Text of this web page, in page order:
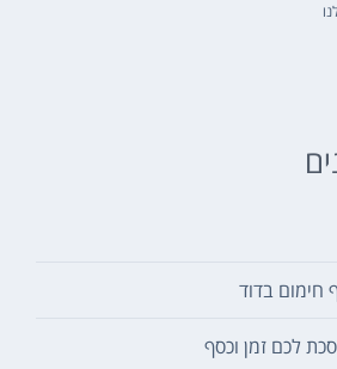
חימום בדוד
לכם זמן וכסף